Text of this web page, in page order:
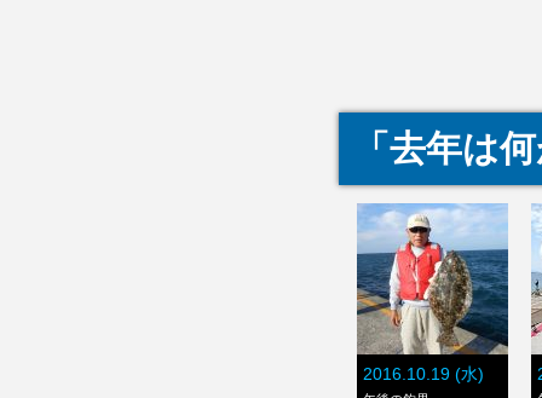
「去年は
2016.10.19 (水)